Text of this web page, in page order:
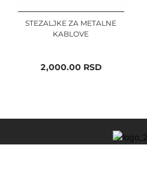
STEZALJKE ZA METALNE
KABLOVE
2,000.00RSD